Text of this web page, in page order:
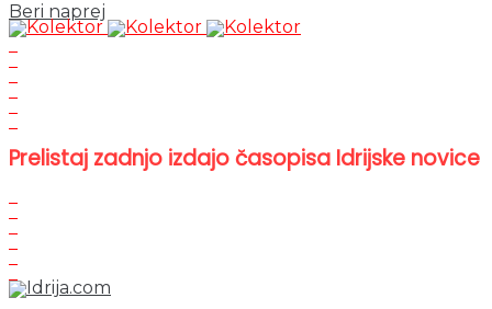
Beri naprej
Prelistaj zadnjo izdajo časopisa Idrijske novice